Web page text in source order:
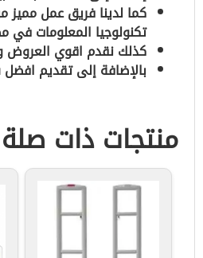
كما لدينا فريق عمل
تكنولوجيا المعلومات في
كذلك نقدم اقوي العروض
بالإضافة إلى تقديم
منتجات ذات صلة